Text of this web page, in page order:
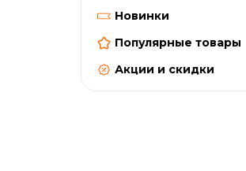
Новинки
Популярные товары
Акции и скидки